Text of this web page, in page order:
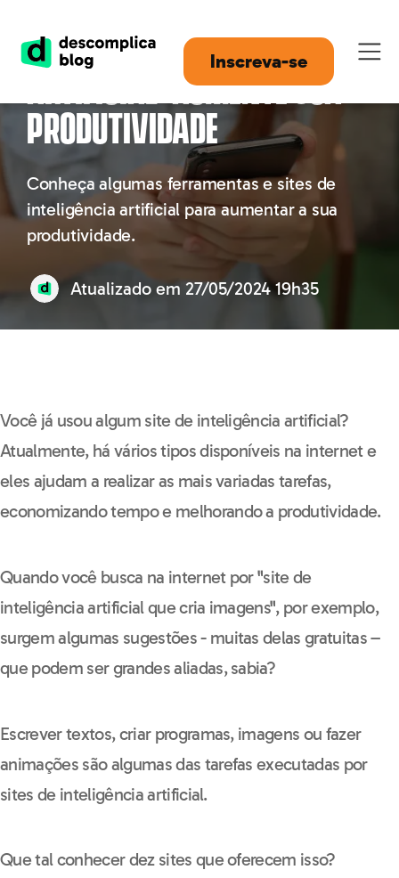
Inscreva-se
10 sites de Inteligência
Artificial: aumente sua
produtividade
Conheça algumas ferramentas e sites de
inteligência artificial para aumentar a sua
produtividade.
Atualizado em 27/05/2024 19h35
Você já usou algum site de inteligência artificial?
Atualmente, há vários tipos disponíveis na internet e
eles ajudam a realizar as mais variadas tarefas,
economizando tempo e melhorando a produtividade.
Quando você busca na internet por "site de
inteligência artificial que cria imagens", por exemplo,
surgem algumas sugestões - muitas delas gratuitas –
que podem ser grandes aliadas, sabia?
Escrever textos, criar programas, imagens ou fazer
animações são algumas das tarefas executadas por
sites de inteligência artificial.
Que tal conhecer dez sites que oferecem isso?